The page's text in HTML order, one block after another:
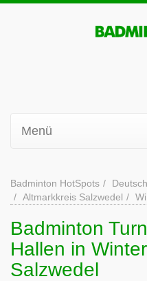
Menü
Badminton HotSpots
Altmarkkreis Salzwedel
Badminton
Hallen in
Salzwedel